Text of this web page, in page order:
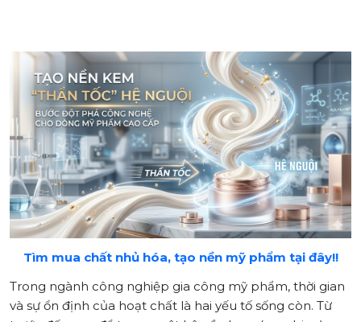
Tìm mua chất nhủ hóa, tạo nền mỹ phẩm tại đây!!
Trong ngành công nghiệp gia công mỹ phẩm, thời gian
và sự ổn định của hoạt chất là hai yếu tố sống còn. Từ